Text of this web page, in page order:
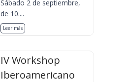
Sábado 2 de septiembre,
de 10....
Leer más
IV Workshop
Iberoamericano